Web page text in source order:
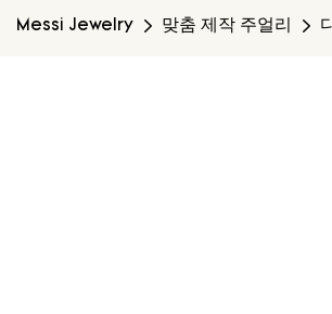
Messi Jewelry 맞춤 제작 주얼리